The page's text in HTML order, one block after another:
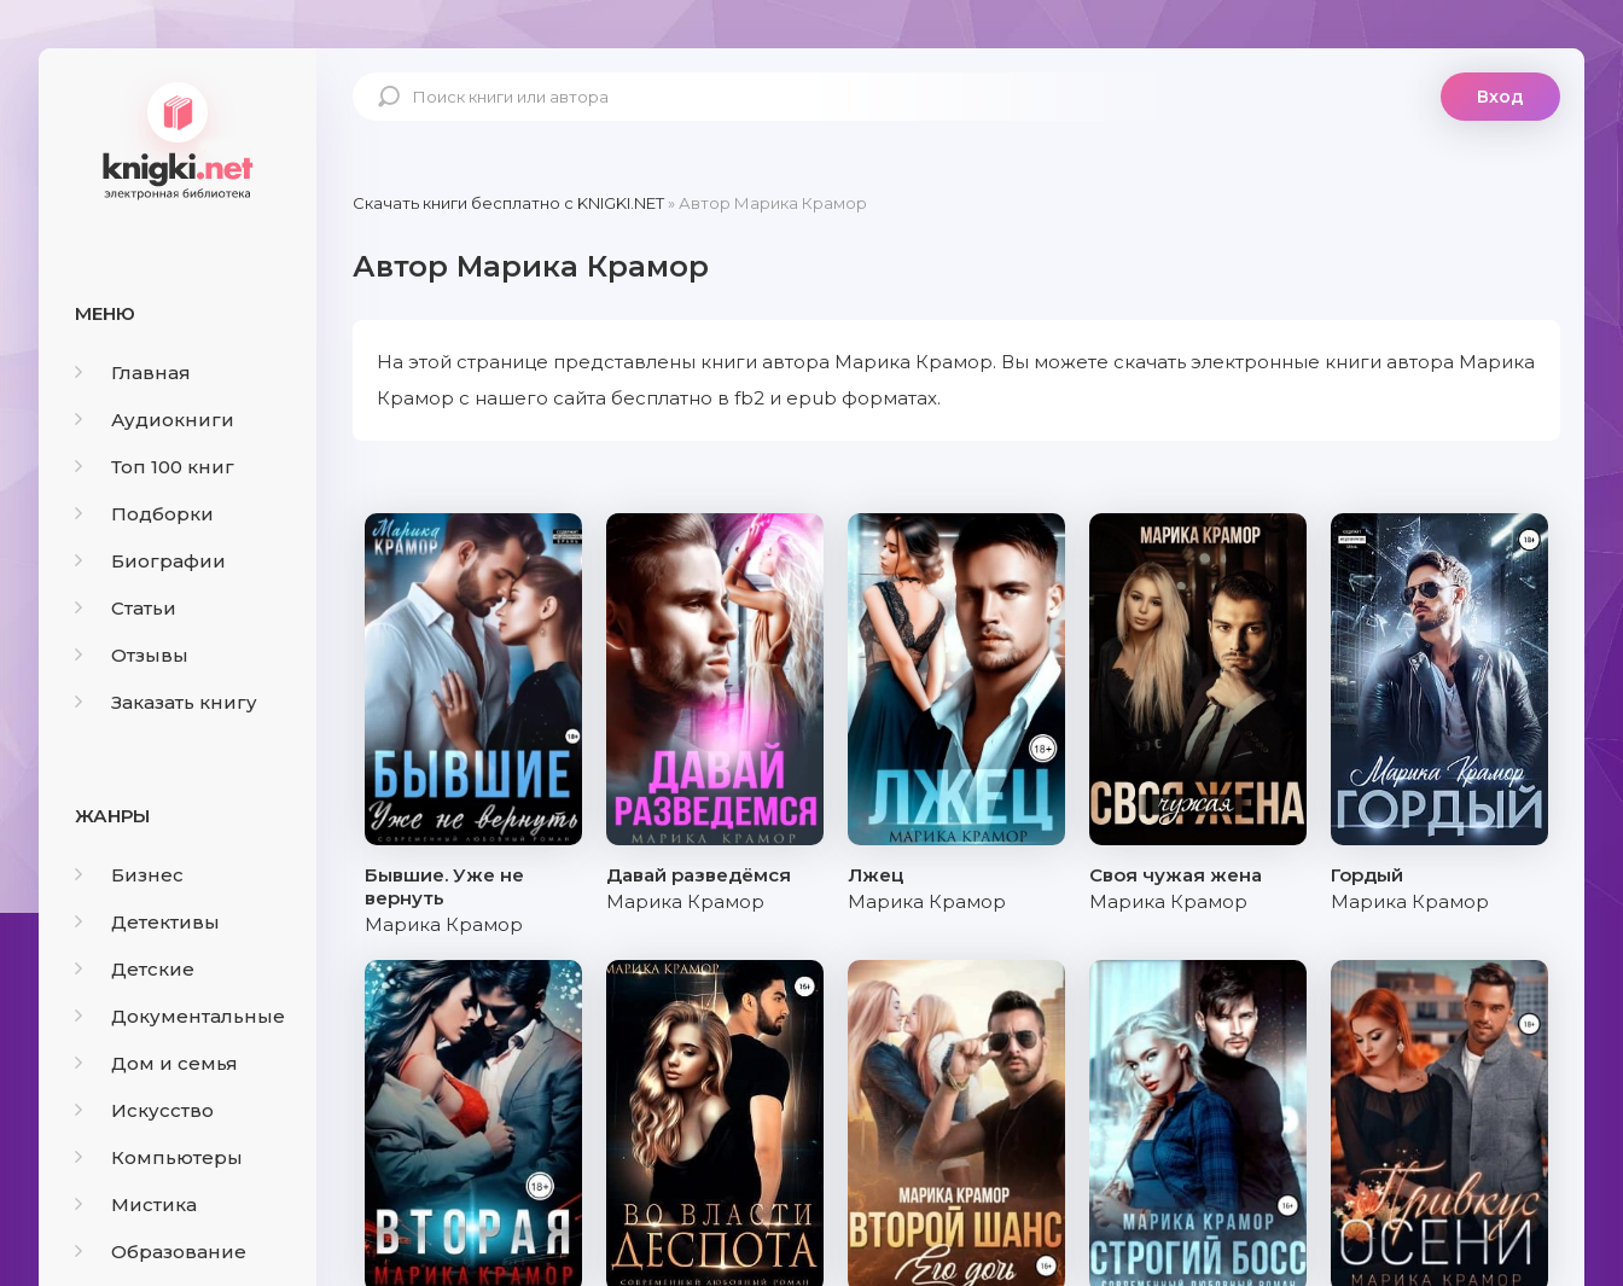
МЕНЮ
Главная
Аудиокниги
Топ 100 книг
Подборки
Биографии
Статьи
Отзывы
Заказать книгу
ЖАНРЫ
Бизнес
Детективы
Детские
Документальные
Дом и семья
Искусство
Компьютеры
Мистика
Образование
Вход
Скачать книги бесплатно c KNIGKI.NET» Автор Марика Крамор
Автор Марика Крамор
На этой странице представлены книги автора Марика Крамор. Вы можете скачать электронные книги автора Марика
Крамор с нашего сайта бесплатно в fb2 и epub форматах.
Бывшие. Уже не
вернуть
Марика Крамор
Давай разведёмся
Марика Крамор
Лжец
Марика Крамор
Своя чужая жена
Марика Крамор
Гордый
Марика Крамор